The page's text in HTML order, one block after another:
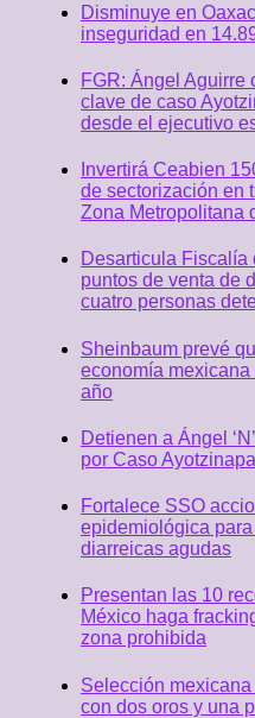
Disminuye en
inseguridad en
FGR: Ángel Aguirre
clave de caso
desde el ejecutivo
Invertirá Ceabien
de sectorización en
Zona Metropolitana
Desarticula Fiscalía
puntos de venta de
cuatro personas
Sheinbaum prevé
economía mexicana
año
Detienen a Ángel
por Caso Ayotzinapa
Fortalece SSO
epidemiológica
diarreicas agudas
Presentan las 10
México haga
zona prohibida
Selección
con dos oros y una